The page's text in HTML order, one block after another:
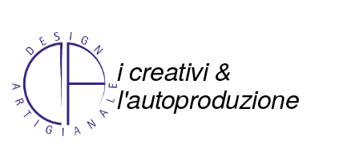
i creativi &
l'autoproduzione